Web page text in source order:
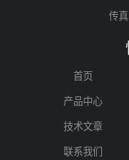
传
首页
产品中心
技术文章
联系我们